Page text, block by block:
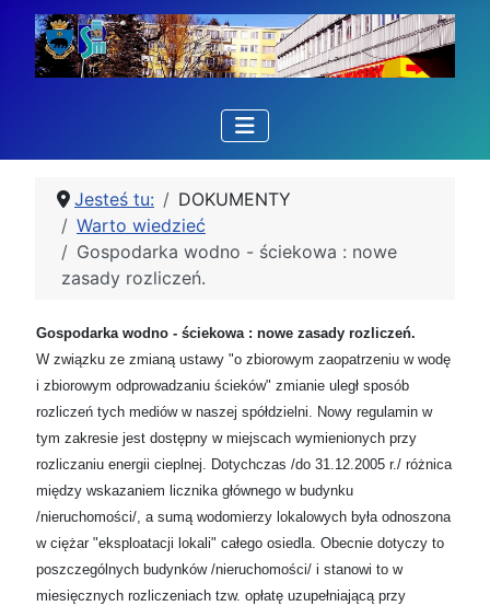
Jesteś tu:
DOKUMENTY
Warto wiedzieć
Gospodarka wodno - ściekowa : nowe
zasady rozliczeń.
Gospodarka wodno - ściekowa : nowe zasady rozliczeń.
W związku ze zmianą ustawy "o zbiorowym zaopatrzeniu w wodę
i zbiorowym odprowadzaniu ścieków" zmianie uległ sposób
rozliczeń tych mediów w naszej spółdzielni. Nowy regulamin w
tym zakresie jest dostępny w miejscach wymienionych przy
rozliczaniu energii cieplnej. Dotychczas /do 31.12.2005 r./ różnica
między wskazaniem licznika głównego w budynku
/nieruchomości/, a sumą wodomierzy lokalowych była odnoszona
w ciężar "eksploatacji lokali" całego osiedla. Obecnie dotyczy to
poszczególnych budynków /nieruchomości/ i stanowi to w
miesięcznych rozliczeniach tzw. opłatę uzupełniającą przy